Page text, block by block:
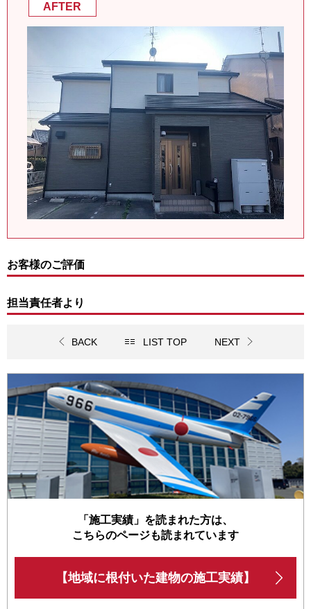
AFTER
お客様のご評価
担当責任者より
BACK LIST TOP NEXT
「施工実績」を読まれた方は、
こちらのページも読まれています
【地域に根付いた建物の施工実績】